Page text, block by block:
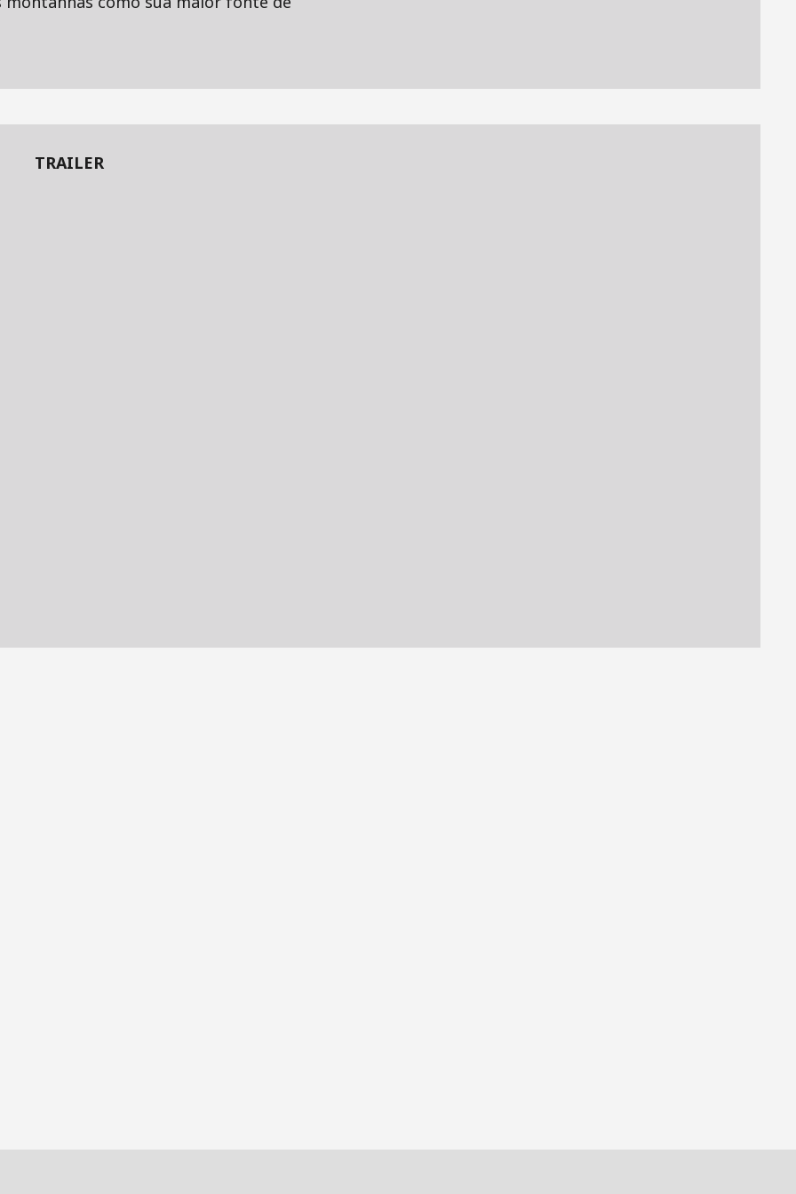
TRAILER